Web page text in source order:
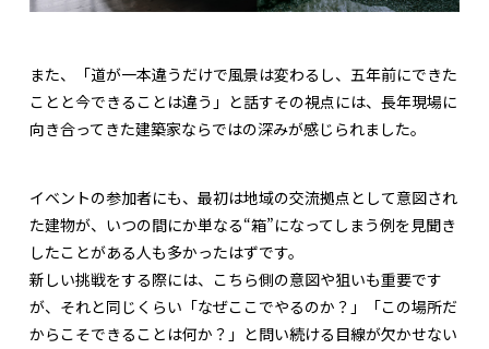
また、「道が一本違うだけで風景は変わるし、五年前にできた
ことと今できることは違う」と話すその視点には、長年現場に
向き合ってきた建築家ならではの深みが感じられました。
イベントの参加者にも、最初は地域の交流拠点として意図され
た建物が、いつの間にか単なる“箱”になってしまう例を見聞き
したことがある人も多かったはずです。
新しい挑戦をする際には、こちら側の意図や狙いも重要です
が、それと同じくらい「なぜここでやるのか？」「この場所だ
からこそできることは何か？」と問い続ける目線が欠かせない